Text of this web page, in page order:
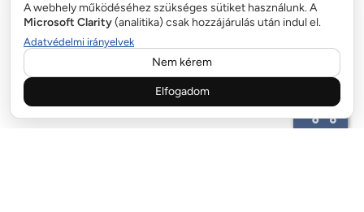
A webhely működéséhez szükséges sütiket használunk. A
Microsoft Clarity(analitika) csak hozzájárulás után indul el.
Adatvédelmi irányelvek
Nem kérem
Elfogadom